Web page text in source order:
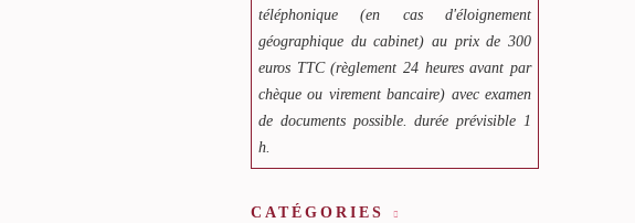
téléphonique (en cas d'éloignement
géographique du cabinet) au prix de 300
euros TTC (règlement 24 heures avant par
chèque ou virement bancaire) avec examen
de documents possible. durée prévisible 1
h.
CATÉGORIES